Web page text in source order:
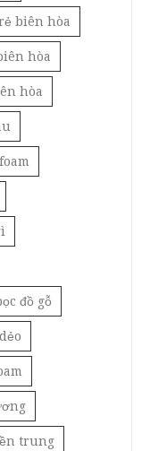
biên hòa
hòa
hòa
đồ gỗ
trung